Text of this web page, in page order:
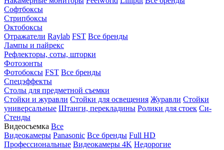
Софтбоксы
Стрипбоксы
Октобоксы
Отражатели Raylab FST Все бренды
Лампы и пайрекс
Рефлекторы, соты, шторки
Фотозонты
Фотобоксы FST Все бренды
Спецэффекты
Столы для предметной съемки
Стойки и журавли Стойки для освещения Журавли Стойки
универсальные Штанги, перекладины Ролики для стоек Си-
Стенды
Видеосъемка Все
Видеокамеры Panasonic Все бренды Full HD
Профессиональные Видеокамеры 4K Недорогие